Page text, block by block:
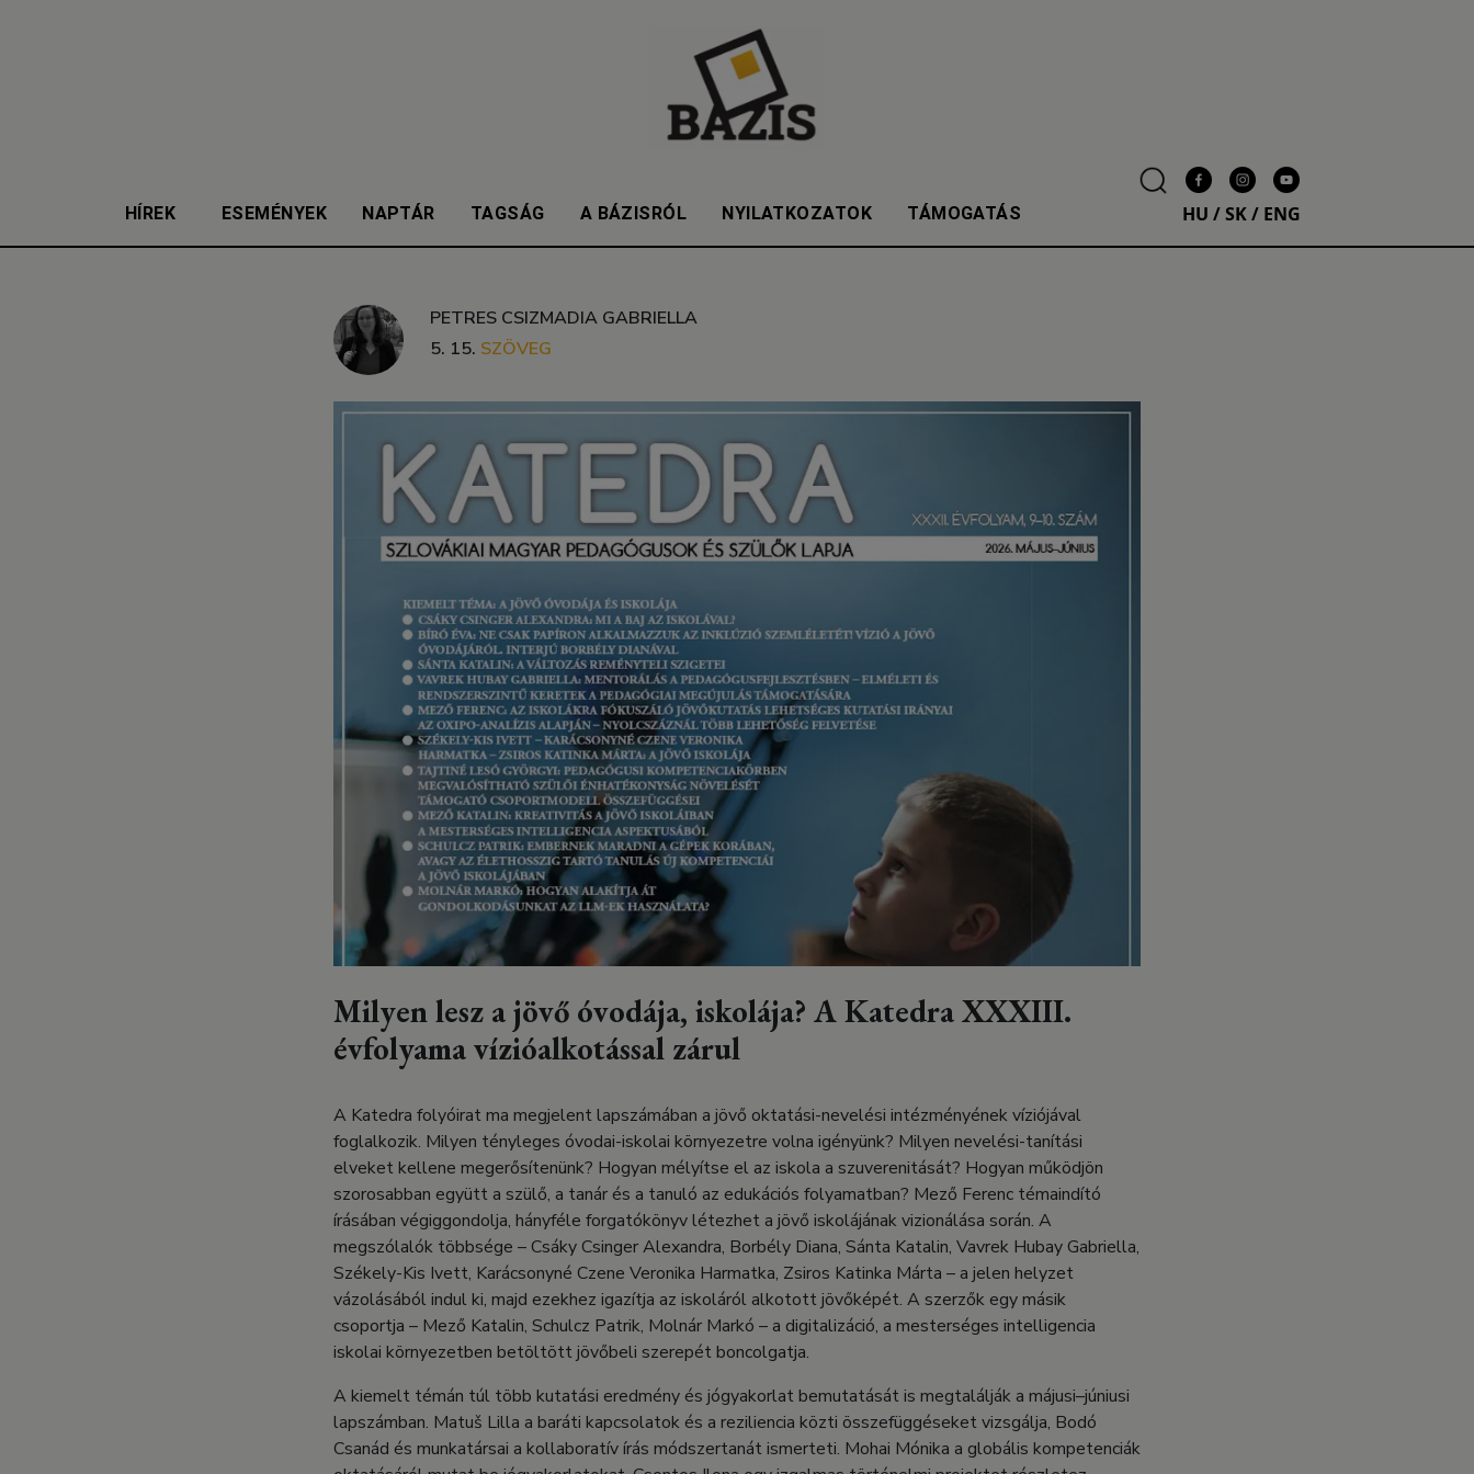
HÍREK ESEMÉNYEK NAPTÁR TAGSÁG A BÁZISRÓL NYILATKOZATOK TÁMOGATÁS HU /SK/ ENG
PETRES CSIZMADIA GABRIELLA
5. 15. SZÖVEG
Milyen lesz a jövő óvodája, iskolája? A Katedra XXXIII.
évfolyama vízióalkotással zárul
A Katedra folyóirat ma megjelent lapszámában a jövő oktatási-nevelési intézményének víziójával
foglalkozik. Milyen tényleges óvodai-iskolai környezetre volna igényünk? Milyen nevelési-tanítási
elveket kellene megerősítenünk? Hogyan mélyítse el az iskola a szuverenitását? Hogyan működjön
szorosabban együtt a szülő, a tanár és a tanuló az edukációs folyamatban? Mező Ferenc témaindító
írásában végiggondolja, hányféle forgatókönyv létezhet a jövő iskolájának vizionálása során. A
megszólalók többsége – Csáky Csinger Alexandra, Borbély Diana, Sánta Katalin, Vavrek Hubay Gabriella,
Székely-Kis Ivett, Karácsonyné Czene Veronika Harmatka, Zsiros Katinka Márta – a jelen helyzet
vázolásából indul ki, majd ezekhez igazítja az iskoláról alkotott jövőképét. A szerzők egy másik
csoportja – Mező Katalin, Schulcz Patrik, Molnár Markó – a digitalizáció, a mesterséges intelligencia
iskolai környezetben betöltött jövőbeli szerepét boncolgatja.
A kiemelt témán túl több kutatási eredmény és jógyakorlat bemutatását is megtalálják a májusi–júniusi
lapszámban. Matuš Lilla a baráti kapcsolatok és a reziliencia közti összefüggéseket vizsgálja, Bodó
Csanád és munkatársai a kollaboratív írás módszertanát ismerteti. Mohai Mónika a globális kompetenciák